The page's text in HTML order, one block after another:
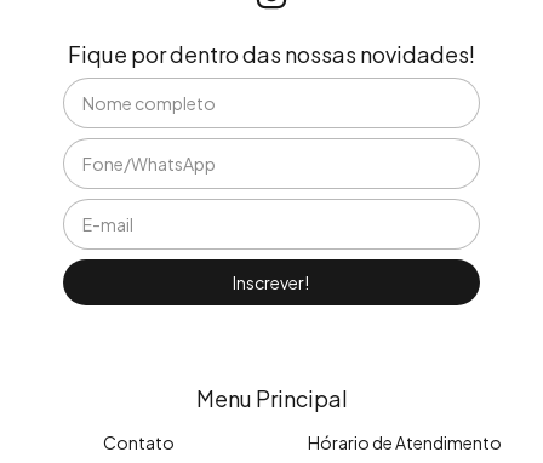
Fique por dentro das nossas novidades!
Menu Principal
Contato
Hórario de Atendimento